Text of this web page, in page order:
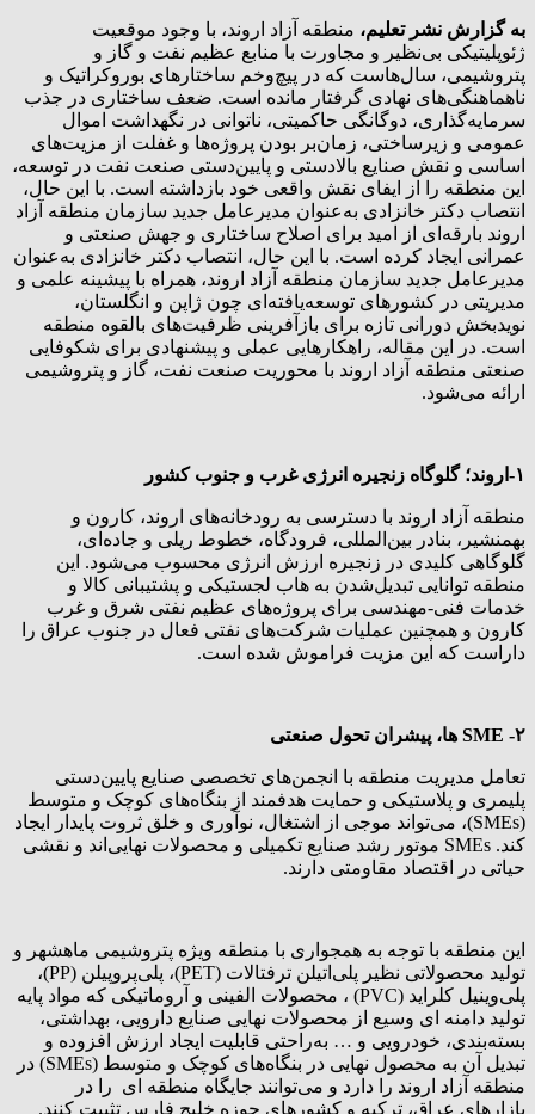
به گزارش نشر تعلیم، منطقه آزاد اروند، با وجود موقعیت
ژئوپلیتیکی بی‌نظیر و مجاورت با منابع عظیم نفت و گاز و
پتروشیمی، سال‌هاست که در پیچ‌وخم ساختارهای بوروکراتیک و
ناهماهنگی‌های نهادی گرفتار مانده است. ضعف ساختاری در جذب
سرمایه‌گذاری، دوگانگی حاکمیتی، ناتوانی در نگهداشت اموال
عمومی و زیرساختی، زمان‌بر بودن پروژه‌ها و غفلت از مزیت‌های
اساسی و نقش صنایع بالادستی و پایین‌دستی صنعت نفت در توسعه،
این منطقه را از ایفای نقش واقعی خود بازداشته است. با این حال،
انتصاب دکتر خانزادی به‌عنوان مدیرعامل جدید سازمان منطقه آزاد
اروند بارقه‌ای از امید برای اصلاح ساختاری و جهش صنعتی و
عمرانی ایجاد کرده است. با این حال، انتصاب دکتر خانزادی به‌عنوان
مدیرعامل جدید سازمان منطقه آزاد اروند، همراه با پیشینه علمی و
مدیریتی در کشورهای توسعه‌یافته‌ای چون ژاپن و انگلستان،
نویدبخش دورانی تازه برای بازآفرینی ظرفیت‌های بالقوه منطقه
است. در این مقاله، راهکارهایی عملی و پیشنهادی برای شکوفایی
صنعتی منطقه آزاد اروند با محوریت صنعت نفت، گاز و پتروشیمی
ارائه می‌شود.
۱-اروند؛ گلوگاه زنجیره انرژی غرب و جنوب کشور
منطقه آزاد اروند با دسترسی به رودخانه‌های اروند، کارون و
بهمنشیر، بنادر بین‌المللی، فرودگاه، خطوط ریلی و جاده‌ای،
گلوگاهی کلیدی در زنجیره ارزش انرژی محسوب می‌شود. این
منطقه توانایی تبدیل‌شدن به هاب لجستیکی و پشتیبانی کالا و
خدمات فنی-مهندسی برای پروژه‌های عظیم نفتی شرق و غرب
کارون و همچنین عملیات شرکت‌های نفتی فعال در جنوب عراق را
داراست که این مزیت فراموش شده است.
۲- SME ها، پیشران تحول صنعتی
تعامل مدیریت منطقه با انجمن‌های تخصصی صنایع پایین‌دستی
پلیمری و پلاستیکی و حمایت هدفمند از بنگاه‌های کوچک و متوسط
(SMEs)، می‌تواند موجی از اشتغال، نوآوری و خلق ثروت پایدار ایجاد
کند. SMEs موتور رشد صنایع تکمیلی و محصولات نهایی‌اند و نقشی
حیاتی در اقتصاد مقاومتی دارند.
این منطقه با توجه به همجواری با منطقه ویژه پتروشیمی ماهشهر و
تولید محصولاتی نظیر پلی‌اتیلن ترفتالات (PET)، پلی‌پروپیلن (PP)،
پلی‌وینیل کلراید (PVC) ، محصولات الفینی و آروماتیکی که مواد پایه
تولید دامنه ای وسیع از محصولات نهایی صنایع دارویی، بهداشتی،
بسته‌بندی، خودرویی و … به‌راحتی قابلیت ایجاد ارزش افزوده و
تبدیل آن به محصول نهایی در بنگاه‌های کوچک و متوسط (SMEs) در
منطقه آزاد اروند را دارد و می‌توانند جایگاه منطقه ای را در
بازارهای عراق، ترکیه و کشورهای حوزه خلیج فارس تثبیت کنند.